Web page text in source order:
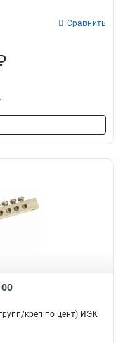
Сравнить
креп по цент) ИЭК